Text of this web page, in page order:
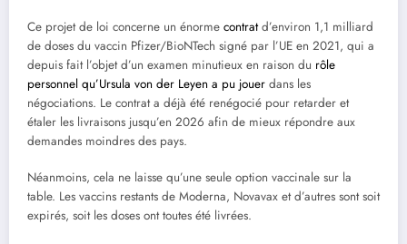
Ce projet de loi concerne un énorme contratd’environ 1,1 milliard
de doses du vaccin Pfizer/BioNTech signé par l’UE en 2021, qui a
depuis fait l’objet d’un examen minutieux en raison du rôle
personnel qu’Ursula von der Leyen a pu jouer dans les
négociations. Le contrat a déjà été renégocié pour retarder et
étaler les livraisons jusqu’en 2026 afin de mieux répondre aux
demandes moindres des pays.
Néanmoins, cela ne laisse qu’une seule option vaccinale sur la
table. Les vaccins restants de Moderna, Novavax et d’autres sont soit
expirés, soit les doses ont toutes été livrées.